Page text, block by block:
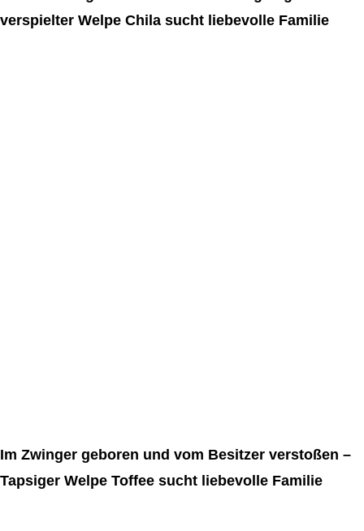
verspielter Welpe Chila sucht liebevolle Familie
Im Zwinger geboren und vom Besitzer verstoßen –
Tapsiger Welpe Toffee sucht liebevolle Familie